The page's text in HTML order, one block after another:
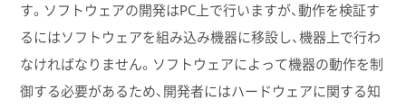
す。ソフトウェアの開発はPC上で行いますが、動作を検証す
るにはソフトウェアを組み込み機器に移設し、機器上で行わ
なければなりません。ソフトウェアによって機器の動作を制
御する必要があるため、開発者にはハードウェアに関する知